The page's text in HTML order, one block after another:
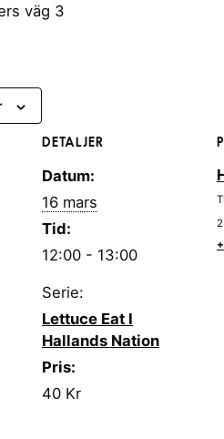
väg 3
DETALJER
Datum:
16 mars
Tid:
12:00 - 13:00
Serie:
Lettuce Eat I
Hallands Nation
Pris:
40 Kr